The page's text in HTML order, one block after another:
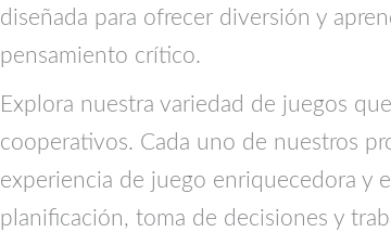
diseñada para ofrecer diversión y
pensamiento crítico.
Explora nuestra variedad de juegos
cooperativos. Cada uno de nuestros
experiencia de juego enriquecedora y
planificación, toma de decisiones y